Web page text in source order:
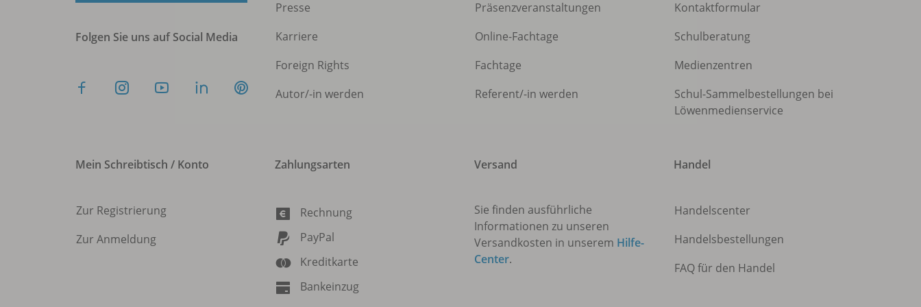
Folgen Sie uns auf Social Media
Presse
Karriere
Foreign Rights
Autor/-in werden
Präsenzveranstaltungen
Online-Fachtage
Fachtage
Referent/-in werden
Kontaktformular
Schulberatung
Medienzentren
Schul-Sammelbestellungen bei
Löwenmedienservice
Mein Schreibtisch / Konto
Zur Registrierung
Zur Anmeldung
Zahlungsarten
Rechnung
PayPal
Kreditkarte
Bankeinzug
Versand
Sie finden ausführliche
Informationen zu unseren
Versandkosten in unserem Hilfe-
Center.
Handel
Handelscenter
Handelsbestellungen
FAQ für den Handel